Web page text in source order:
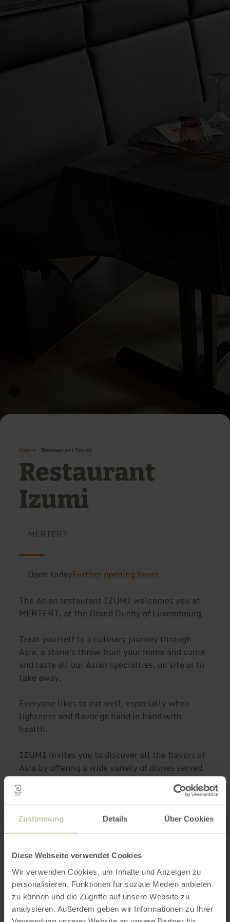
Zustimmung Details Über Cookies
Diese Webseite verwendet Cookies
Wir verwenden Cookies, um Inhalte und Anzeigen zu
personalisieren, Funktionen für soziale Medien anbieten
zu können und die Zugriffe auf unsere Website zu
analysieren. Außerdem geben wir Informationen zu Ihrer
Home Restaurant Izumi
Restaurant
Izumi
MERTERT
Open todayFurther opening hours
The Asian restaurant IZUMI welcomes you at
MERTERT, at the Grand Duchy of Luxembourg.
Treat yourself to a culinary journey through
Asia, a stone's throw from your home and come
and taste all our Asian specialties, on site or to
take away.
Everyone likes to eat well, especially when
lightness and flavor go hand in hand with
health.
IZUMI invites you to discover all the flavors of
Asia by offering a wide variety of dishes served
in a warm atmosphere.
Let yourself be seduced by the exoticism of
refined Asian cuisine traditionally prepared by
our chefs.
Further
information